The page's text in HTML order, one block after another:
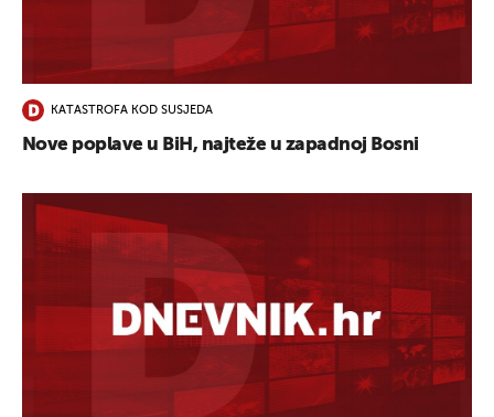
KATASTROFA KOD SUSJEDA
Nove poplave u BiH, najteže u zapadnoj Bosni
UKLJUČITE NOTIFIKACIJE